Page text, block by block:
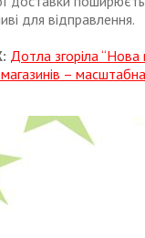
для відправлення.
Дотла згоріла “Нова
–